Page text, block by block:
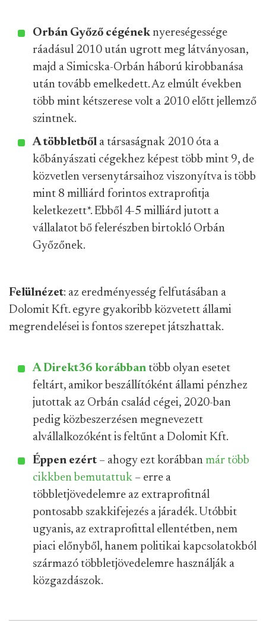
Orbán Győző cégének nyereségessége
ráadásul 2010 után ugrott meg látványosan,
majd a Simicska-Orbán háború kirobbanása
után tovább emelkedett. Az elmúlt években
több mint kétszerese volt a 2010 előtt jellemző
szintnek.
A többletből a társaságnak 2010 óta a
kőbányászati cégekhez képest több mint 9, de
közvetlen versenytársaihoz viszonyítva is több
mint 8 milliárd forintos extraprofitja
keletkezett*. Ebből 4-5 milliárd jutott a
vállalatot bő felerészben birtokló Orbán
Győzőnek.
Felülnézet: az eredményesség felfutásában a
Dolomit Kft. egyre gyakoribb közvetett állami
megrendelései is fontos szerepet játszhattak.
A Direkt36 korábban több olyan esetet
feltárt, amikor beszállítóként állami pénzhez
jutottak az Orbán család cégei, 2020-ban
pedig közbeszerzésen megnevezett
alvállalkozóként is feltűnt a Dolomit Kft.
Éppen ezért – ahogy ezt korábban már több
cikkben bemutattuk – erre a
többletjövedelemre az extraprofitnál
pontosabb szakkifejezés a járadék. Utóbbit
ugyanis, az extraprofittal ellentétben, nem
piaci előnyből, hanem politikai kapcsolatokból
származó többletjövedelemre használják a
közgazdászok.